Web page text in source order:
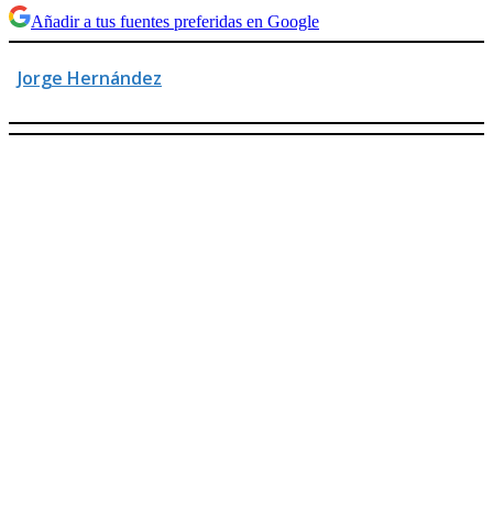
Añadir a tus fuentes preferidas en Google
Jorge Hernández